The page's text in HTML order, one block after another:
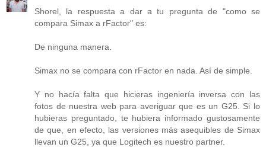
Shorel, la respuesta a dar a tu pregunta de "como se
compara Simax a rFactor" es:
De ninguna manera.
Simax no se compara con rFactor en nada. Así de simple.
Y no hacía falta que hicieras ingeniería inversa con las
fotos de nuestra web para averiguar que es un G25. Si lo
hubieras preguntado, te hubiera informado gustosamente
de que, en efecto, las versiones más asequibles de Simax
llevan un G25, ya que Logitech es nuestro partner.